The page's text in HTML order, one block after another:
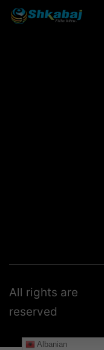
All rights are
reserved
Albanian